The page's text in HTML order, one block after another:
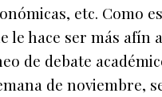
etc. Como
le hace ser más afín
de debate
de noviembre,